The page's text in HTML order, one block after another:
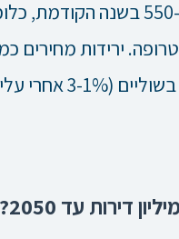
מכירות לעומת כ-550 בשנה הקודמת,
ירידות
נראות, ואם כן אז